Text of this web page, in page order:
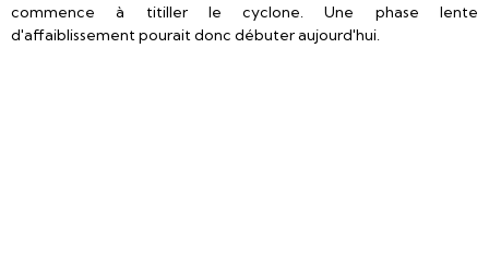
commence à titiller le cyclone. Une phase lente
d'affaiblissement pourait donc débuter aujourd'hui.